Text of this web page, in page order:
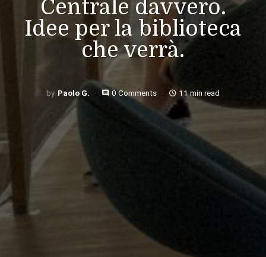
Centrale davvero.
Idee per la biblioteca
che verrà.
Paolo G. comment 0 Comments access_time 11 min read